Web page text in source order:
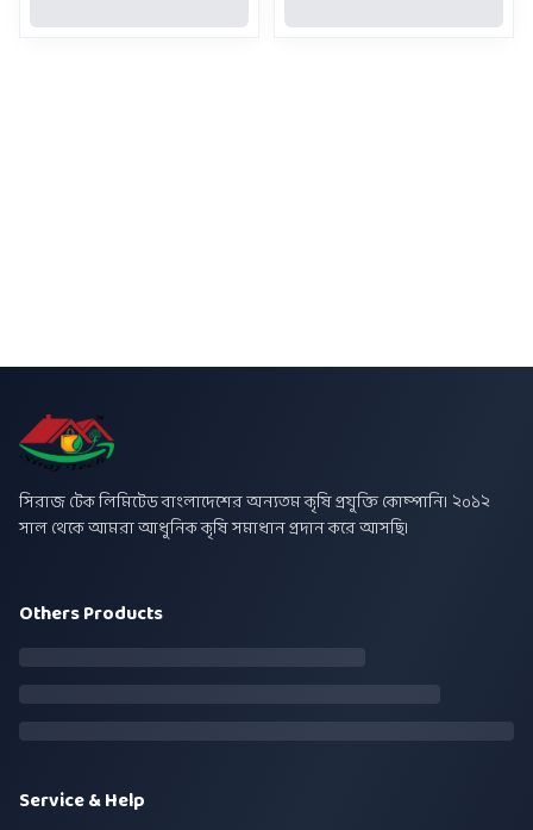
সিরাজ টেক লিমিটেড বাংলাদেশের অন্যতম কৃষি প্রযুক্তি কোম্পানি। ২০১২
সাল থেকে আমরা আধুনিক কৃষি সমাধান প্রদান করে আসছি।
Others Products
Service & Help